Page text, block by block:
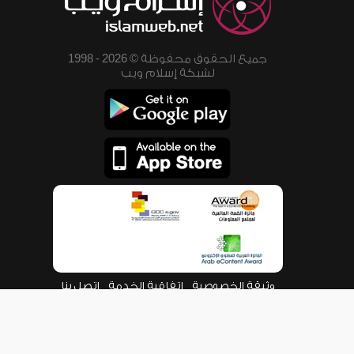
جميع الحقوق محفوظة © 2026 - 1998
لشبكة إسلام ويب
وثيقة الخصوصية اتفاقية الخدمة اتصل بنا